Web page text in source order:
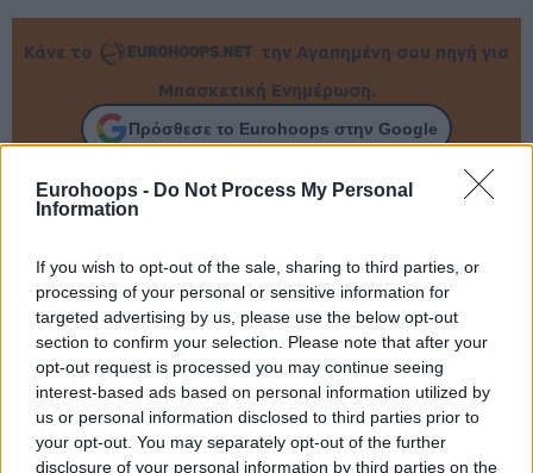
Eurohoops - Do Not Process My Personal
Information
If you wish to opt-out of the sale, sharing to third parties, or
processing of your personal or sensitive information for
targeted advertising by us, please use the below opt-out
section to confirm your selection. Please note that after your
opt-out request is processed you may continue seeing
interest-based ads based on personal information utilized by
us or personal information disclosed to third parties prior to
your opt-out. You may separately opt-out of the further
disclosure of your personal information by third parties on the
Κάνε το
την Αγαπημένη σου πηγή για
Μπασκετική Ενημέρωση.
Πρόσθεσε το Eurohoops στην Google